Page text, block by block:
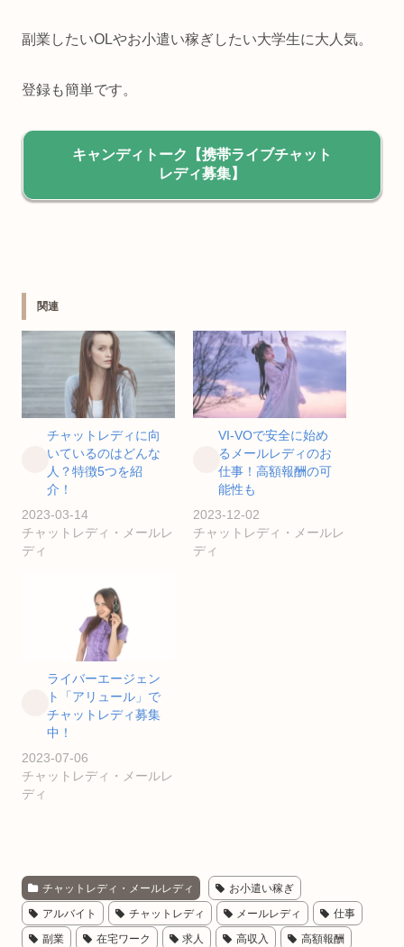
副業したいOLやお小遣い稼ぎしたい大学生に大人気。
登録も簡単です。
キャンディトーク【携帯ライブチャット
レディ募集】
関連
チャットレディに向
いているのはどんな
人？特徴5つを紹
介！
2023-03-14
チャットレディ・メールレ
ディ
VI-VOで安全に始め
るメールレディのお
仕事！高額報酬の可
能性も
2023-12-02
チャットレディ・メールレ
ディ
ライバーエージェン
ト「アリュール」で
チャットレディ募集
中！
2023-07-06
チャットレディ・メールレ
ディ
チャットレディ・メールレディ お小遣い稼ぎ
アルバイト チャットレディ メールレディ
仕事
副業
在宅ワーク 求人 高収入 高額報酬